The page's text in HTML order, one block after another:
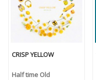
CRISP YELLOW
Half time Old